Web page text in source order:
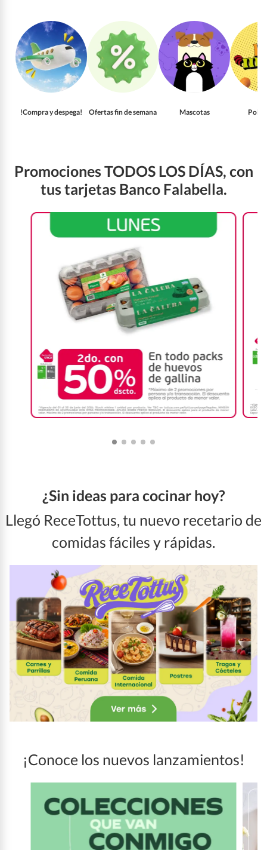
!Compra y despega! Ofertas fin de semana Mascotas
Promociones TODOS LOS DÍAS, con
tus tarjetas Banco Falabella.
¿Sin ideas para cocinar hoy?
Llegó ReceTottus, tu nuevo recetario de
comidas fáciles y rápidas.
¡Conoce los nuevos lanzamientos!